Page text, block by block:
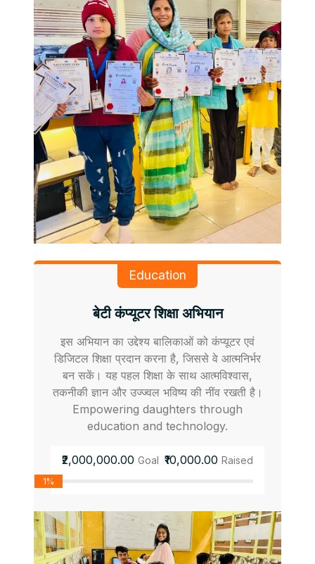
Education
बेटी कंप्यूटर शिक्षा अभियान
इस अभियान का उद्देश्य बालिकाओं को कंप्यूटर एवं
डिजिटल शिक्षा प्रदान करना है, जिससे वे आत्मनिर्भर
बन सकें। यह पहल शिक्षा के साथ आत्मविश्वास,
तकनीकी ज्ञान और उज्ज्वल भविष्य की नींव रखती है।
Empowering daughters through
education and technology.
₹2,000,000.00 Goal ₹10,000.00 Raised
1%